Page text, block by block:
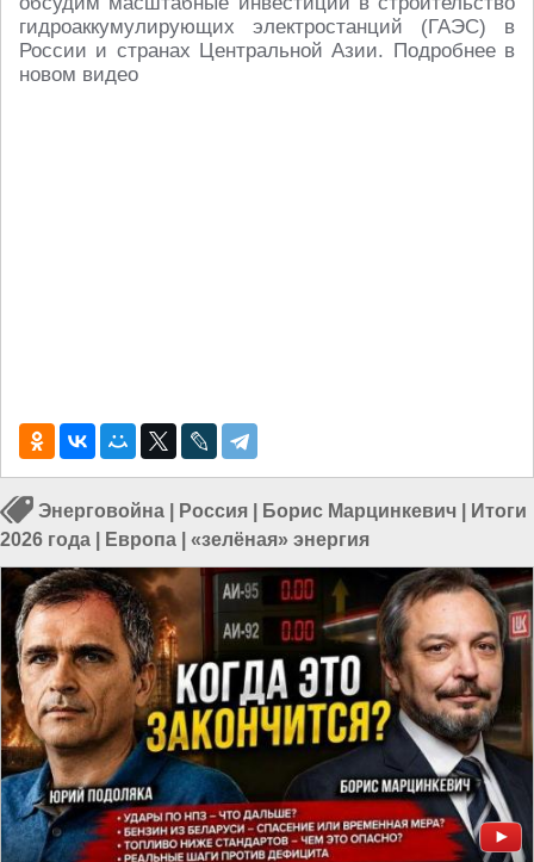
гидроаккумулирующих электростанций (ГАЭС) в
России и странах Центральной Азии. Подробнее в
новом видео
Энерговойна Россия Борис Марцинкевич
Итоги
2026 года
Европа «зелёная» энергия